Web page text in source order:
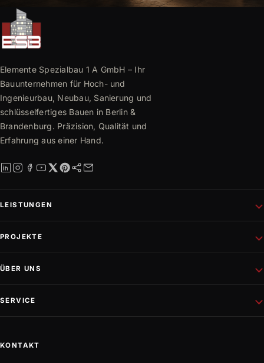
Elemente Spezialbau 1 A GmbH – Ihr
Bauunternehmen für Hoch- und
Ingenieurbau, Neubau, Sanierung und
schlüsselfertiges Bauen in Berlin &
Brandenburg. Präzision, Qualität und
Erfahrung aus einer Hand.
LEISTUNGEN
Gewerbebau
PROJEKTE
ÜBER UNS
SERVICE
KONTAKT